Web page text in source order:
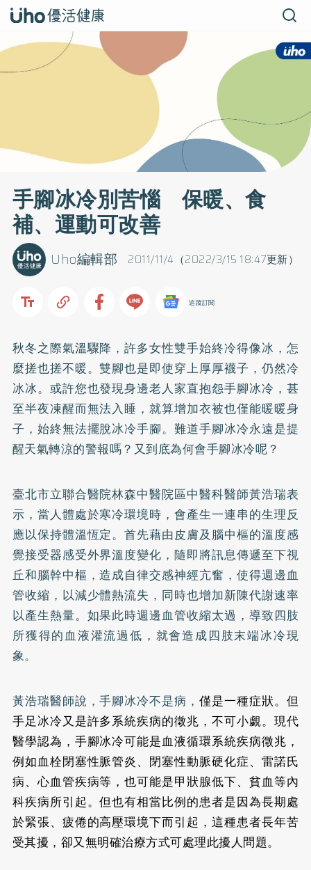
手腳冰冷別苦惱 保暖、食
補、運動可改善
2011/11/4（2022/3/15 18:47更新）
Uho編輯部
追蹤訂閱
秋冬之際氣溫驟降，許多女性雙手始終冷得像冰，怎
麼搓也搓不暖。雙腳也是即使穿上厚厚襪子，仍然冷
冰冰。或許您也發現身邊老人家直抱怨手腳冰冷，甚
至半夜凍醒而無法入睡，就算增加衣被也僅能暖暖身
子，始終無法擺脫冰冷手腳。難道手腳冰冷永遠是提
醒天氣轉涼的警報嗎？又到底為何會手腳冰冷呢？
臺北市立聯合醫院林森中醫院區中醫科醫師黃浩瑞表
示，當人體處於寒冷環境時，會產生一連串的生理反
應以保持體溫恆定。首先藉由皮膚及腦中樞的溫度感
覺接受器感受外界溫度變化，隨即將訊息傳遞至下視
丘和腦幹中樞，造成自律交感神經亢奮，使得週邊血
管收縮，以減少體熱流失，同時也增加新陳代謝速率
以產生熱量。如果此時週邊血管收縮太過，導致四肢
所獲得的血液灌流過低，就會造成四肢末端冰冷現
象。
黃浩瑞醫師說，手腳冰冷不是病，僅是一種症狀。但
手足冰冷又是許多系統疾病的徵兆，不可小覷。現代
醫學認為，手腳冰冷可能是血液循環系統疾病徵兆，
例如血栓閉塞性脈管炎、閉塞性動脈硬化症、雷諾氏
病、心血管疾病等，也可能是甲狀腺低下、貧血等內
科疾病所引起。但也有相當比例的患者是因為長期處
於緊張、疲倦的高壓環境下而引起，這種患者長年苦
受其擾，卻又無明確治療方式可處理此擾人問題。